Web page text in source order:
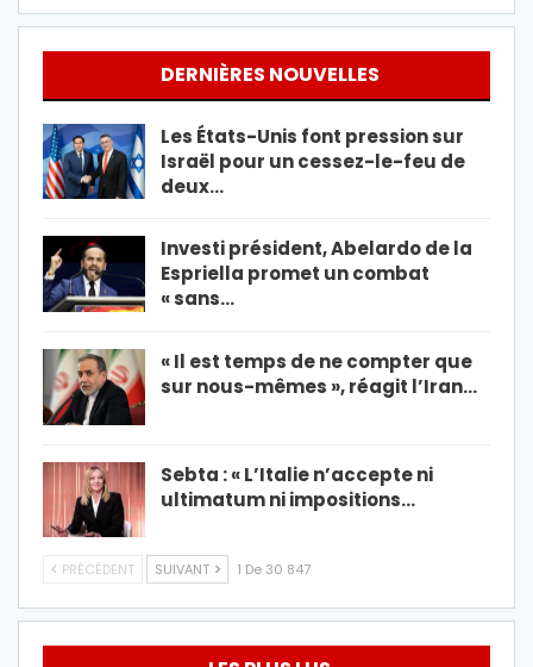
DERNIÈRES NOUVELLES
Les États-Unis font pression sur
Israël pour un cessez-le-feu de
deux…
Investi président, Abelardo de la
Espriella promet un combat
« sans…
« Il est temps de ne compter que
sur nous-mêmes », réagit l’Iran…
Sebta : « L’Italie n’accepte ni
ultimatum ni impositions…
PRÉCÉDENT SUIVANT 1 De 30 847